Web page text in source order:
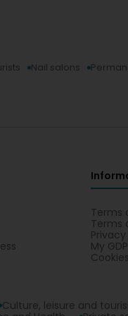
Nail salons
Terms
Terms
My
Culture, leisure and